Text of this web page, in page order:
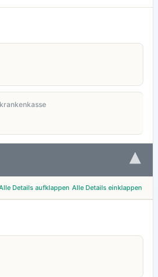
▾
Details aufklappen Alle Details einklappen